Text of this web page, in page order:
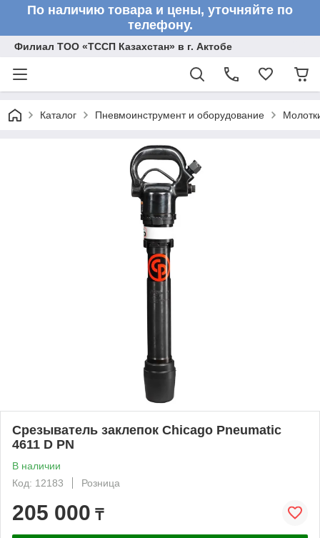
По наличию товара и цены, уточняйте по
телефону.
Филиал ТОО «ТССП Казахстан» в г. Актобе
Каталог Пневмоинструмент и оборудование
Срезыватель заклепок Chicago Pneumatic
4611 D PN
В наличии
Код: 12183
Розница
205 000 ₸